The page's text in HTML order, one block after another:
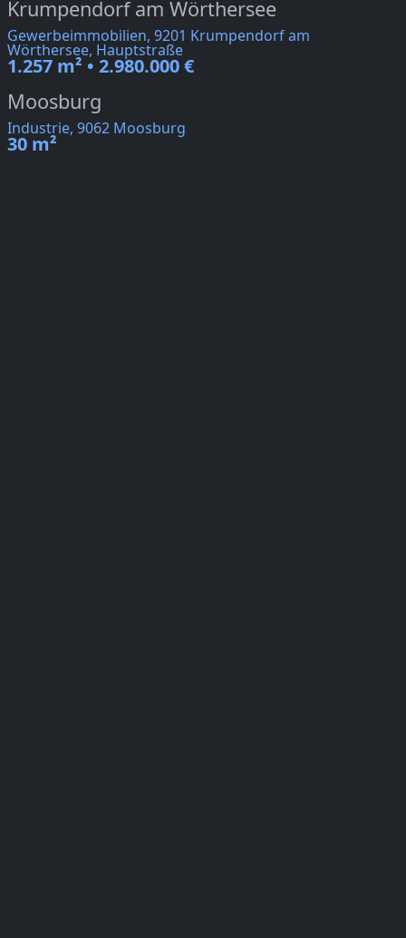
Krumpendorf am Wörthersee
Gewerbeimmobilien, 9201 Krumpendorf am
Wörthersee, Hauptstraße
1.257 m² • 2.980.000 €
Moosburg
Industrie, 9062 Moosburg
30 m²